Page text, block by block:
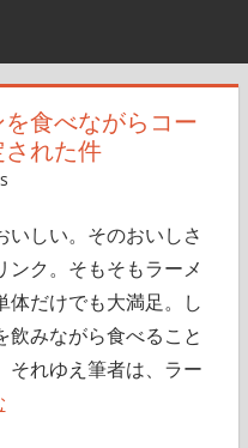
食べながらコー
れた件
ェブライター
しい。そのおいしさ
ンク。そもそもラーメ
体だけでも大満足。し
みながら食べること
それゆえ筆者は、ラー